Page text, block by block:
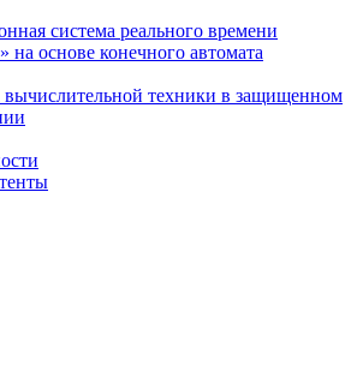
система реального времени
основе конечного автомата
вычислительной техники в защищенном